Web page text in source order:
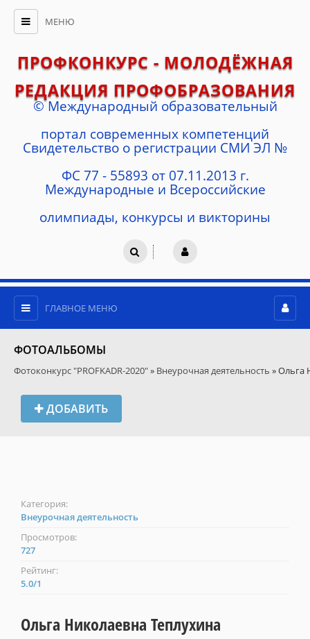
МЕНЮ
ПРОФКОНКУРС - МОЛОДЁЖНАЯ
РЕДАКЦИЯ ПРОФОБРАЗОВАНИЯ
© Международный образовательный
портал современных компетенций
Cвидетельство о регистрации СМИ ЭЛ №
ФС 77 - 55893 от 07.11.2013 г.
Международные и Всероссийские
олимпиады, конкурсы и викторины
ГЛАВНОЕ МЕНЮ
ФОТОАЛЬБОМЫ
Фотоконкурс "PROFKADR-2020"» Внеурочная деятельность » Ольга
ДОБАВИТЬ
Категория:
Внеурочная деятельность
Просмотров:
727
Рейтинг:
5.0/1
Ольга Николаевна Теплухина